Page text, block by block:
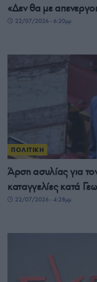
«Δεν θα με
22/07/2026 - 6:20μμ
ΠΟΛΙΤΙΚΗ
Άρση ασυλίας για
καταγγελίες κατά
22/07/2026 - 4:28μμ